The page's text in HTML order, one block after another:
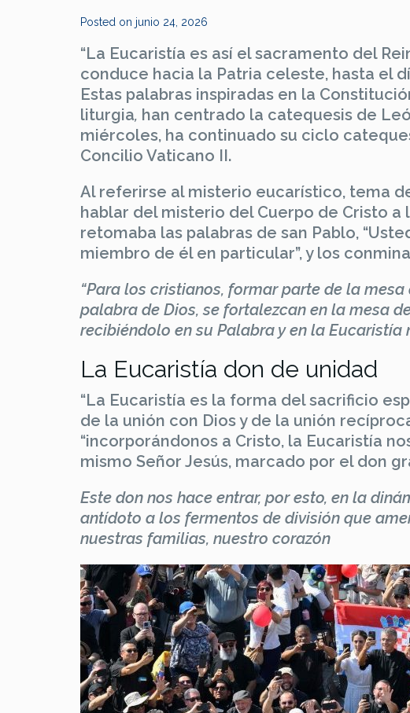
Posted on junio 24, 2026
“La Eucaristía es así el sacramento del
conduce hacia la Patria celeste, hasta el
Estas palabras inspiradas en la
liturgia, han centrado la catequesis de
miércoles, ha continuado su ciclo
Concilio Vaticano II.
Al referirse al misterio eucarístico, tema
hablar del misterio del Cuerpo de Cristo a
retomaba las palabras de san Pablo,
miembro de él en particular”, y los
“Para los cristianos, formar parte de la
palabra de Dios, se fortalezcan en la mesa
recibiéndolo en su Palabra y en la Eucaristía
La Eucaristía don de unidad
“La Eucaristía es la forma del sacrificio
de la unión con Dios y de la unión
“incorporándonos a Cristo, la Eucaristía
mismo Señor Jesús, marcado por el don
Este don nos hace entrar, por esto, en la
antídoto a los fermentos de división que
nuestras familias, nuestro corazón